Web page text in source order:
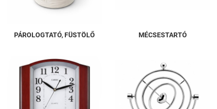
PÁROLOGTATÓ, FÜSTÖLŐ MÉCSESTARTÓ